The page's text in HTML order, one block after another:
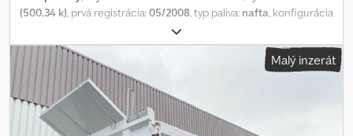
(500,34 k), prvá registrácia:05/2008, typ paliva: nafta, konfigurácia
retardér
prevodu:automatický, emisná trieda:Euro 5, šírka ložného
priestoru: 2 400 mm 1 000 mm, Rok
výroby: 2008 , Výbava:ABS, EBS (Elektronický brzdový systém),
klimatizácia, prípojné zariadenie, retardér, tempomat
možnosti a príslušenstvo = - Intarder - Ovládanie klimatizácie -
Strešné okno Csdpjxxyn Nsfx Alcsha = Ďalšie informácie =
Malý inzerát